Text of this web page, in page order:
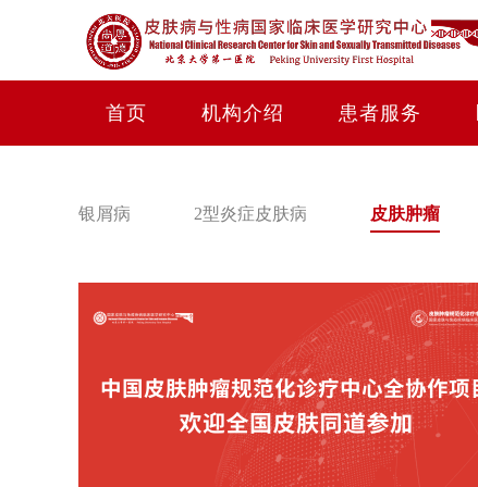
首页 机构介绍 患者服务
银屑病 2型炎症皮肤病 皮肤肿瘤